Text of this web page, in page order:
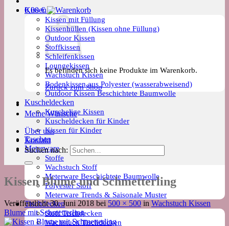
Kissen
Kissen mit Füllung
Kissenhüllen (Kissen ohne Füllung)
Outdoor Kissen
Stoffkissen
Schleifenkissen
Loungekissen
Wachstuch Kissen
Bodenkissen aus Polyester (wasserabweisend)
Outdoor Kissen Beschichtete Baumwolle
Kuscheldecken
Kuschelige Kissen
Kuscheldecken für Kinder
Kissen für Kinder
Taschen
Meterware
Stoffe
Wachstuch Stoff
Meterware Beschichtete Baumwolle
Polyester Stoff
Meterware Trends & Saisonale Muster
Tischdecken
Stoff Tischdecken
Wachstuch Tischdecken
0,00€
Es befinden sich keine Produkte im Warenkorb.
Zurück zum Shop
Meine Wünsche
Über uns
Kontakt
Suchen nach:
Kissen Blume und Schmetterling
Veröffentlicht30. Juni 2018 bei 500 × 500 in Wachstuch Kissen
Blume mit Schmetterling